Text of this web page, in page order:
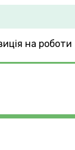
на роботи